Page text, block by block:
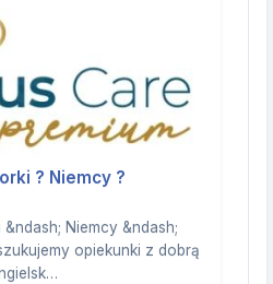
? Niemcy ?
Niemcy &ndash;
opiekunki z dobrą